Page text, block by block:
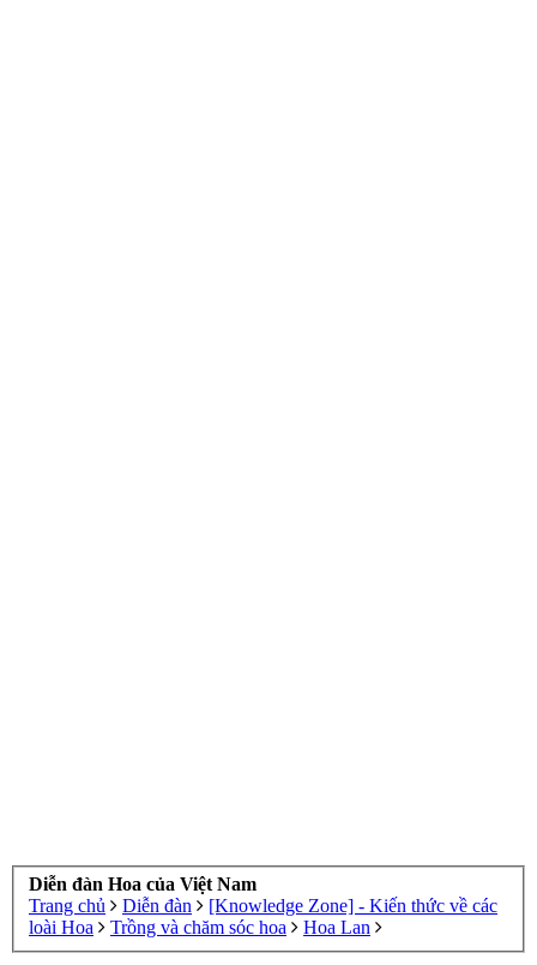
Diễn đàn Hoa của Việt Nam
Trang chủ
Diễn đàn
[Knowledge Zone] - Kiến thức về các
loài Hoa
Trồng và chăm sóc hoa Hoa Lan